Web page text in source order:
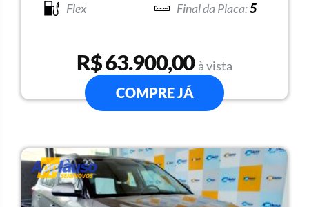
Flex
5
R$ 63.900,00 à vista
COMPRE JÁ